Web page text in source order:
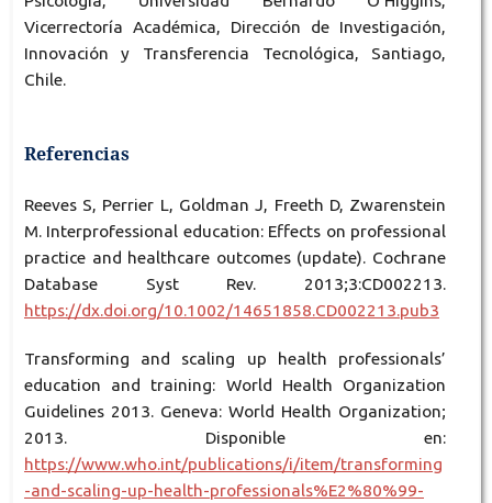
Vicerrectoría Académica, Dirección de Investigación,
Innovación y Transferencia Tecnológica, Santiago,
Chile.
Referencias
Reeves S, Perrier L, Goldman J, Freeth D, Zwarenstein
M. Interprofessional education: Effects on professional
practice and healthcare outcomes (update). Cochrane
Database Syst Rev. 2013;3:CD002213.
https://dx.doi.org/10.1002/14651858.CD002213.pub3
Transforming and scaling up health professionals’
education and training: World Health Organization
Guidelines 2013. Geneva: World Health Organization;
2013. Disponible en:
https://www.who.int/publications/i/item/transforming
-and-scaling-up-health-professionals%E2%80%99-